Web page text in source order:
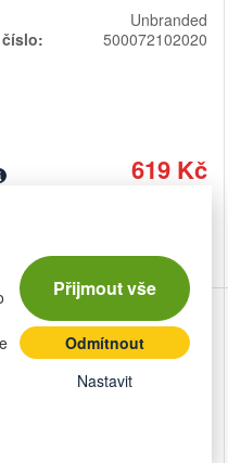
Přijmout vše
Odmítnout
Nastavit
Unbranded
500072102020
619 Kč
E-OK48.00 1,6
bazická